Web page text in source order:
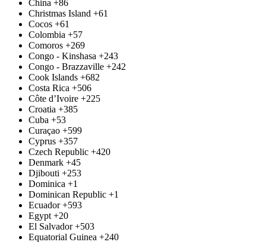
China +86
Christmas Island +61
Cocos +61
Colombia +57
Comoros +269
Congo - Kinshasa +243
Congo - Brazzaville +242
Cook Islands +682
Costa Rica +506
Côte d’Ivoire +225
Croatia +385
Cuba +53
Curaçao +599
Cyprus +357
Czech Republic +420
Denmark +45
Djibouti +253
Dominica +1
Dominican Republic +1
Ecuador +593
Egypt +20
El Salvador +503
Equatorial Guinea +240